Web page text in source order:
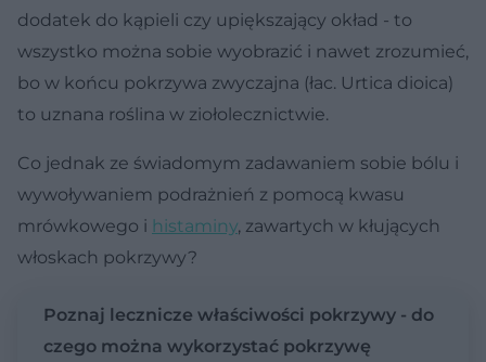
dodatek do kąpieli czy upiększający okład - to
wszystko można sobie wyobrazić i nawet zrozumieć,
bo w końcu pokrzywa zwyczajna (łac. Urtica dioica)
to uznana roślina w ziołolecznictwie.
Co jednak ze świadomym zadawaniem sobie bólu i
wywoływaniem podrażnień z pomocą kwasu
mrówkowego i histaminy, zawartych w kłujących
włoskach pokrzywy?
Poznaj lecznicze właściwości pokrzywy - do
czego można wykorzystać pokrzywę